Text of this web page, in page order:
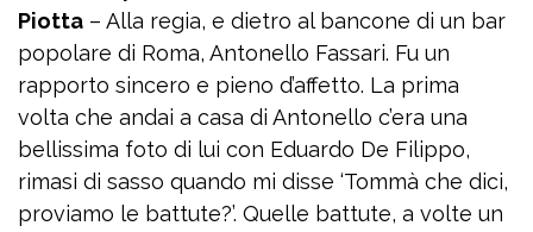
Piotta – Alla regia, e dietro al bancone di un bar
popolare di Roma, Antonello Fassari. Fu un
rapporto sincero e pieno d’affetto. La prima
volta che andai a casa di Antonello c’era una
bellissima foto di lui con Eduardo De Filippo,
rimasi di sasso quando mi disse ‘Tommà che dici,
proviamo le battute?’. Quelle battute, a volte un